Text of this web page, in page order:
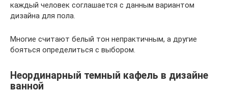
каждый человек соглашается с данным вариантом
дизайна для пола.
Многие считают белый тон непрактичным, а другие
бояться определиться с выбором.
Неординарный темный кафель в дизайне
ванной